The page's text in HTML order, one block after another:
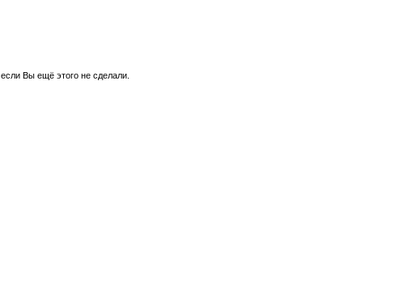
, если Вы ещё этого не сделали.